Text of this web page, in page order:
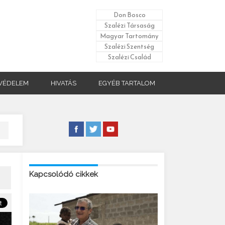
Don Bosco
Szalézi Társaság
Magyar Tartomány
Szalézi Szentség
Szalézi Család
HIVATÁS EGYÉB TARTALOM
Kapcsolódó cikkek